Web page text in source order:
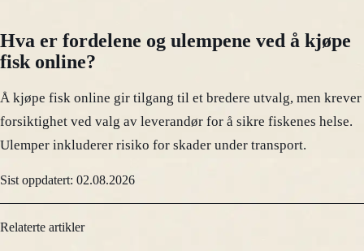
Hva er fordelene og ulempene ved å kjøpe
fisk online?
Å kjøpe fisk online gir tilgang til et bredere utvalg, men krever
forsiktighet ved valg av leverandør for å sikre fiskenes helse.
Ulemper inkluderer risiko for skader under transport.
Sist oppdatert: 02.08.2026
Relaterte artikler